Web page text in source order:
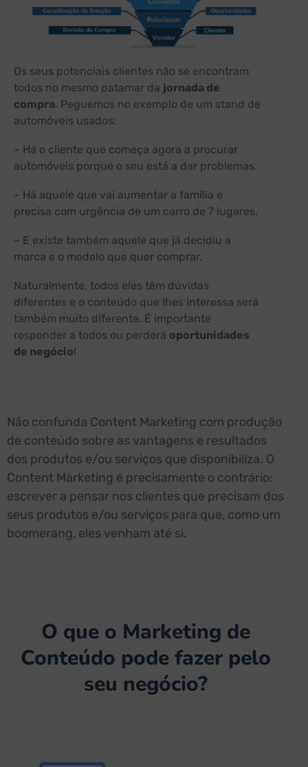
Os seus potenciais clientes não se encontram
todos no mesmo patamar da jornada de
compra. Peguemos no exemplo de um stand de
automóveis usados:
– Há o cliente que começa agora a procurar
automóveis porque o seu está a dar problemas.
– Há aquele que vai aumentar a família e
precisa com urgência de um carro de 7 lugares.
– E existe também aquele que já decidiu a
marca e o modelo que quer comprar.
Naturalmente, todos eles têm dúvidas
diferentes e o conteúdo que lhes interessa será
também muito diferente. É importante
responder a todos ou perderá oportunidades
de negócio!
Não confunda Content Marketing com produção
de conteúdo sobre as vantagens e resultados
dos produtos e/ou serviços que disponibiliza. O
Content Marketing é precisamente o contrário:
escrever a pensar nos clientes que precisam dos
seus produtos e/ou serviços para que, como um
boomerang, eles venham até si.
O que o Marketing de
Conteúdo pode fazer pelo
seu negócio?